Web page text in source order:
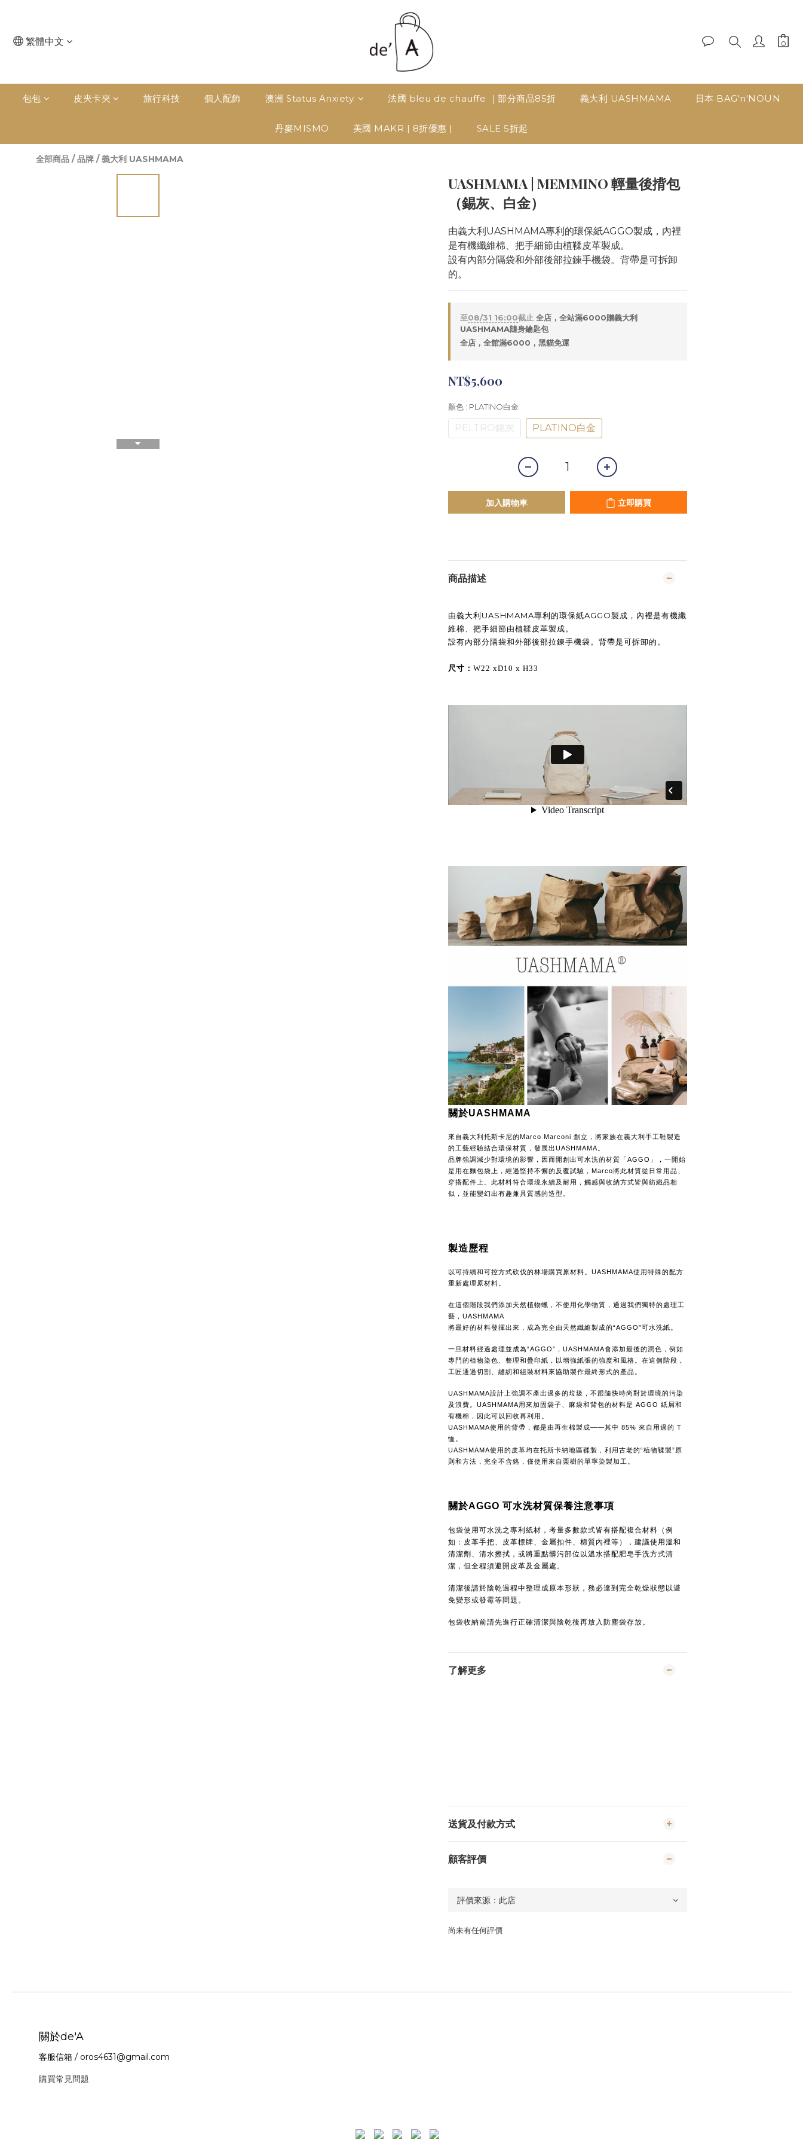
繁體中文
包包 皮夾卡夾 旅行科技 個人配飾 澳洲 Status Anxiety. 法國 bleu de chauffe ｜部分商品85折 義大利 UASHMAMA 日本 BAG'n'NOUN
丹麥MISMO 美國 MAKR | 8折優惠 | SALE 5折起
全部商品 /品牌 /義大利 UASHMAMA
UASHMAMA | MEMMINO 輕量後揹包
（錫灰、白金）
由義大利UASHMAMA專利的環保紙AGGO製成，內裡
是有機纖維棉、把手細節由植鞣皮革製成。
設有內部分隔袋和外部後部拉鍊手機袋。背帶是可拆卸
的。
至08/31 16:00截止 全店，全站滿6000贈義大利
UASHMAMA隨身鑰匙包
全店，全館滿6000，黑貓免運
NT$5,600
顏色 : PLATINO白金
PELTRO錫灰 PLATINO白金
加入購物車 立即購買
商品描述
由義大利UASHMAMA專利的環保紙AGGO製成，內裡是有機纖
維棉、把手細節由植鞣皮革製成。
設有內部分隔袋和外部後部拉鍊手機袋。背帶是可拆卸的。
尺寸： W22 xD10 x H33
關於UASHMAMA
來自義大利托斯卡尼的Marco Marconi 創立，將家族在義大利手工鞋製造
的工藝經驗結合環保材質，發展出UASHMAMA。
品牌強調減少對環境的影響，因而開創出可水洗的材質「AGGO」，一開始
是用在麵包袋上，經過堅持不懈的反覆試驗，Marco將此材質從日常用品、
穿搭配件上。此材料符合環境永續及耐用，觸感與收納方式皆與紡織品相
似，並能變幻出有趣兼具質感的造型。
製造歷程
以可持續和可控方式砍伐的林場購買原材料。UASHMAMA使用特殊的配方
重新處理原材料。
在這個階段我們添加天然植物蠟，不使用化學物質，通過我們獨特的處理工
藝，UASHMAMA
將最好的材料發揮出來，成為完全由天然纖維製成的“AGGO”可水洗紙。
一旦材料經過處理並成為“AGGO”，UASHMAMA會添加最後的潤色，例如
專門的植物染色、整理和疊印紙，以增強紙張的強度和風格。在這個階段，
工匠通過切割、縫紉和組裝材料來協助製作最終形式的產品。
UASHMAMA設計上強調不產出過多的垃圾，不跟隨快時尚對於環境的污染
及浪費。UASHMAMA用來加固袋子、麻袋和背包的材料是 AGGO 紙屑和
有機棉，因此可以回收再利用。
UASHMAMA使用的背帶，都是由再生棉製成——其中 85% 來自用過的 T
恤。
UASHMAMA使用的皮革均在托斯卡納地區鞣製，利用古老的“植物鞣製”原
則和方法，完全不含鉻，僅使用來自栗樹的單寧染製加工。
關於AGGO 可水洗材質保養注意事項
包袋使用可水洗之專利紙材，考量多數款式皆有搭配複合材料（例
如：皮革手把、皮革標牌、金屬扣件、棉質內裡等），建議使用溫和
清潔劑、清水擦拭，或將重點髒污部位以溫水搭配肥皂手洗方式清
潔，但全程須避開皮革及金屬處。
清潔後請於陰乾過程中整理成原本形狀，務必達到完全乾燥狀態以避
免變形或發霉等問題。
包袋收納前請先進行正確清潔與陰乾後再放入防塵袋存放。
了解更多
送貨及付款方式
顧客評價
尚未有任何評價
關於de'A
客服信箱 / oros4631@gmail.com
購買常見問題